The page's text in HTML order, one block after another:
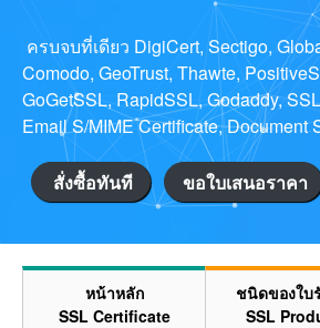
ครบจบที่เดียว DigiCert, Sectigo,
Comodo, GeoTrust, Thawte,
GoGetSSL, RapidSSL, Godaddy,
Email S/MIME Certificate, Document
สั่งซื้อทันที ขอใบเสนอราคา
หน้าหลัก
SSL Certificate
ชนิดของใบ
SSL